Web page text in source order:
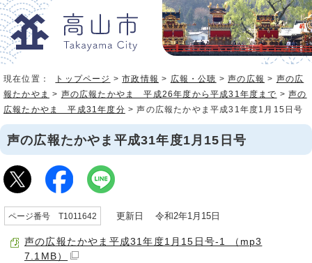
現在位置： トップページ >市政情報 > 広報・公聴 >声の広報 > 声の広
報たかやま > 声の広報たかやま 平成26年度から平成31年度まで >声の
広報たかやま 平成31年度分 > 声の広報たかやま平成31年度1月15日号
声の広報たかやま平成31年度1月15日号
ページ番号 T1011642 更新日 令和2年1月15日
声の広報たかやま平成31年度1月15日号-1 （mp3
7.1MB）